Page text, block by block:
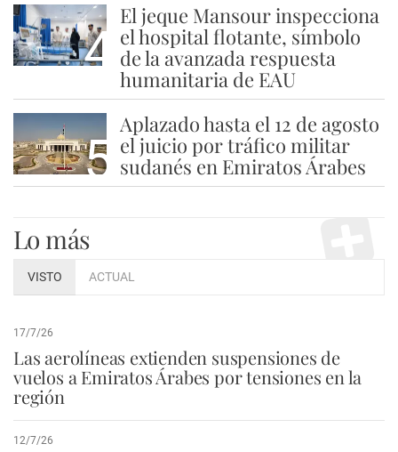
4
El jeque Mansour inspecciona
el hospital flotante, símbolo
de la avanzada respuesta
humanitaria de EAU
5
Aplazado hasta el 12 de agosto
el juicio por tráfico militar
sudanés en Emiratos Árabes
Lo más
VISTO ACTUAL
17/7/26
Las aerolíneas extienden suspensiones de
vuelos a Emiratos Árabes por tensiones en la
región
12/7/26